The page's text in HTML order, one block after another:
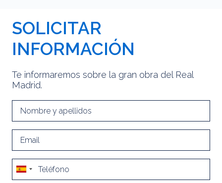
SOLICITAR
INFORMACIÓN
Te informaremos sobre la gran obra del Real
Madrid.